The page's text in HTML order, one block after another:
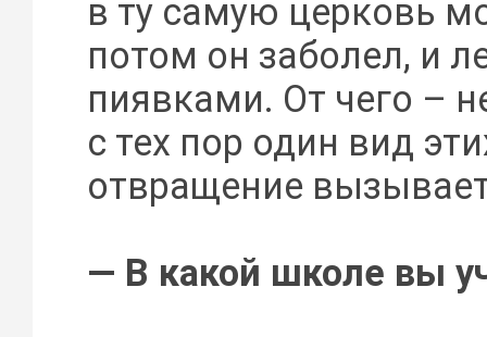
в ту самую церковь
потом он заболел, и
пиявками. От чего –
с тех пор один вид
отвращение
— В какой школе вы